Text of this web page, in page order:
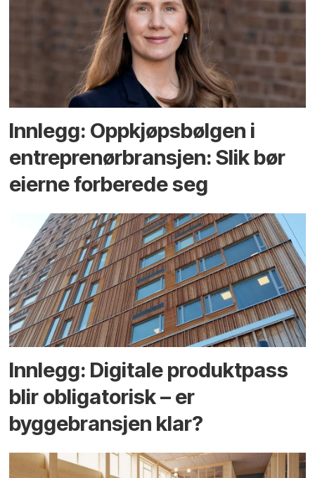
Innlegg: Oppkjøps­bølgen i
entreprenør­bransjen: Slik bør
eierne forberede seg
Innlegg: Digitale produktpass
blir obligatorisk – er
byggebransjen klar?